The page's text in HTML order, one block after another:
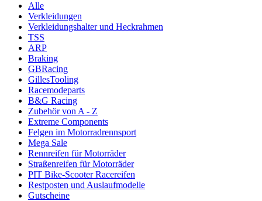
Alle
Verkleidungen
Verkleidungshalter und Heckrahmen
TSS
ARP
Braking
GBRacing
GillesTooling
Racemodeparts
B&G Racing
Zubehör von A - Z
Extreme Components
Felgen im Motorradrennsport
Mega Sale
Rennreifen für Motorräder
Straßenreifen für Motorräder
PIT Bike-Scooter Racereifen
Restposten und Auslaufmodelle
Gutscheine